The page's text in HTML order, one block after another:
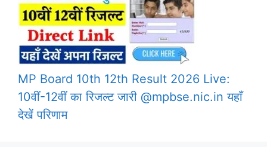
MP Board 10th 12th Result 2026 Live:
10वीं-12वीं का रिजल्ट जारी @mpbse.nic.in यहाँ
देखें परिणाम